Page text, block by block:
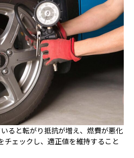
ると転がり抵抗が増え、燃費が悪化
チェックし、適正値を維持すること